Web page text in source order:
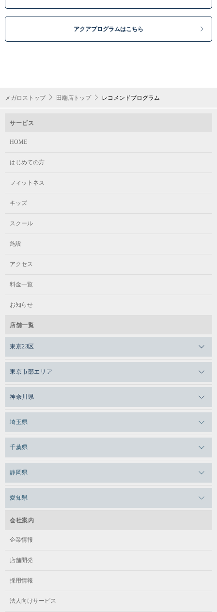
アクアプログラムはこちら
メガロストップ 田端店トップ レコメンドプログラム
サービス
HOME
はじめての方
フィットネス
キッズ
スクール
施設
アクセス
料金一覧
お知らせ
店舗一覧
東京23区
メガロスルフレ恵比寿
メガロス日比谷シャンテ
メガロス田端
メガロスルフレ田端
メガロスキッズ錦糸町
メガロス葛飾
東京市部エリア
メガロス三鷹
メガロスルフレ三鷹
メガロスルフレ武蔵小金井
メガロス小平テニススクール
神奈川県
メガロス上永谷
メガロスルフレ上永谷
メガロス日吉
メガロス綱島
メガロスルフレ綱島
メガロス市ヶ尾
メガロス鷺沼
メガロスルフレ鷺沼
埼玉県
メガロスルフレ草加
千葉県
メガロス本八幡
静岡県
愛知県
メガロステラッセ納屋橋
メガロス千種
会社案内
企業情報
店舗開発
採用情報
法人向けサービス